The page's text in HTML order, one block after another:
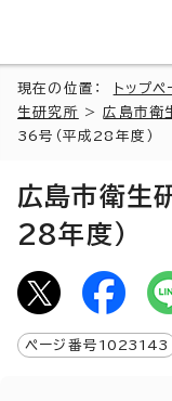
現在の位置： トップペ
生研究所 >広島市衛
36号（平成28年度）
広島市衛生
28年度）
ページ番号 1023143